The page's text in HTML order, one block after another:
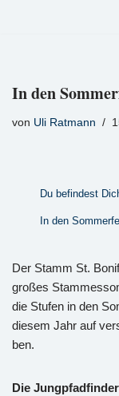
In den
von Uli Ratmann
Du befindest
In den
Der Stamm St.
gro­ßes
die Stu­fen in den
die­sem Jahr auf
ben.
Die